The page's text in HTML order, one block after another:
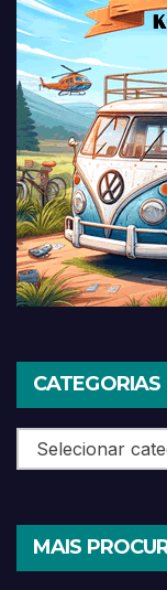
CATEGORIAS
Categorias
MAIS